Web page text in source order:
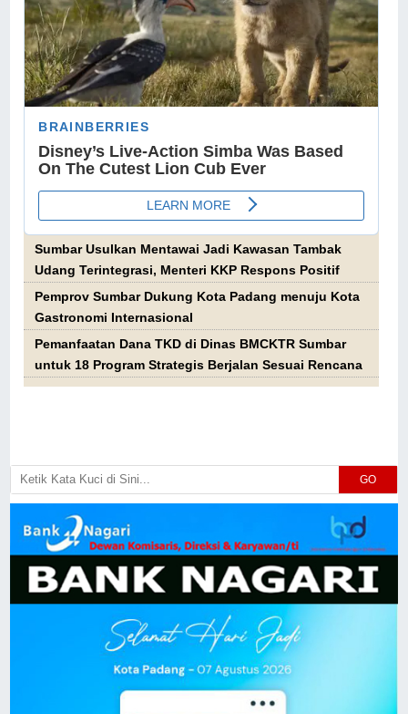
Sumbar Usulkan Mentawai Jadi Kawasan Tambak
Udang Terintegrasi, Menteri KKP Respons Positif
Pemprov Sumbar Dukung Kota Padang menuju Kota
Gastronomi Internasional
Pemanfaatan Dana TKD di Dinas BMCKTR Sumbar
untuk 18 Program Strategis Berjalan Sesuai Rencana
GO